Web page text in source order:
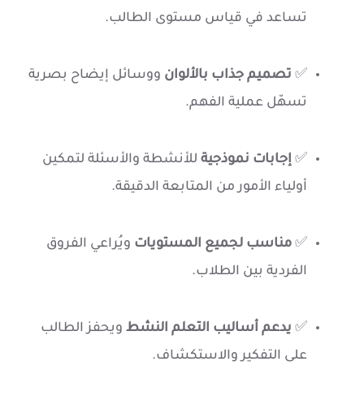
تساعد في قياس مستوى الطالب.
✅ تصميم جذاب بالألوان ووسائل إيضاح بصرية
تسهّل عملية الفهم.
✅ إجابات نموذجية للأنشطة والأسئلة لتمكين
أولياء الأمور من المتابعة الدقيقة.
✅ مناسب لجميع المستويات ويُراعي الفروق
الفردية بين الطلاب.
✅ يدعم أساليب التعلم النشط ويحفز الطالب
على التفكير والاستكشاف.